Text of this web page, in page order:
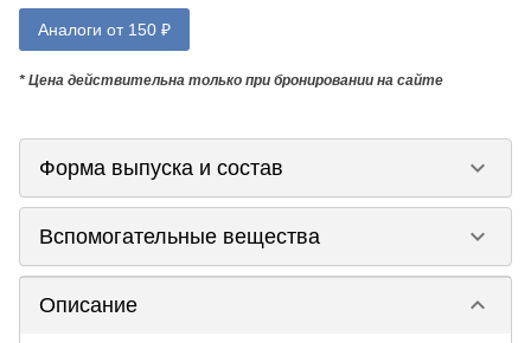
Аналоги от 150 ₽
* Цена действительна только при бронировании на сайте
Форма выпуска и состав keyboard_arrow_down
Вспомогательные вещества keyboard_arrow_down
Описание keyboard_arrow_down